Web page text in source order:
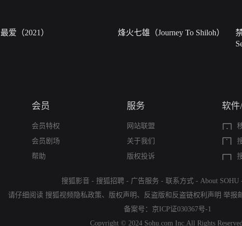
最爱（2021） 烽火七雄（Journey To Shiloh）
会员
会员特权
会员剧场
帮助
服务
网站联盟
关于我们
版权投诉
软件
搜狐影音 - 搜狐招聘 - 广告服务 - 联系方式 - About SOHU
请仔细阅读 搜狐视频隐私政策、 版权声明 、 反盗版和反盗链权利声明 举报
备案号： 京ICP证030367号-1
Copyright © 2024 Sohu.com Inc.All Rights Reserved.